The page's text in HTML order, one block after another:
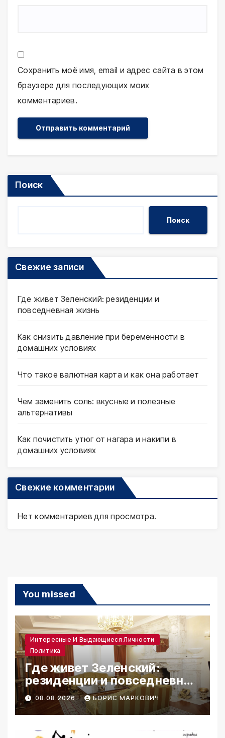
Сохранить моё имя, email и адрес сайта в этом
браузере для последующих моих
комментариев.
Поиск
Поиск
Свежие записи
Где живет Зеленский: резиденции и
повседневная жизнь
Как снизить давление при беременности в
домашних условиях
Что такое валютная карта и как она работает
Чем заменить соль: вкусные и полезные
альтернативы
Как почистить утюг от нагара и накипи в
домашних условиях
Свежие комментарии
Нет комментариев для просмотра.
You missed
Интересные И Выдающиеся Личности
Политика
Где живет Зеленский:
резиденции и повседневная
жизнь
08.08.2026 БОРИС МАРКОВИЧ